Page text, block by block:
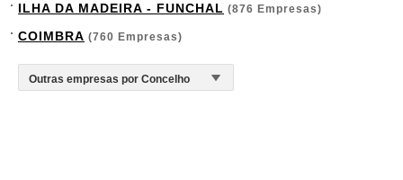
ILHA DA MADEIRA - FUNCHAL (876 Empresas)
COIMBRA (760 Empresas)